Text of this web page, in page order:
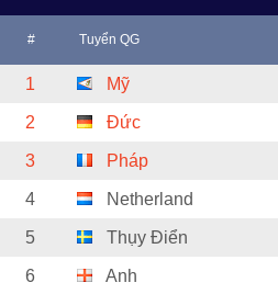
# Tuyển QG
1 Mỹ
2 Đức
3 Pháp
4 Netherland
5 Thụy Điển
6 Anh